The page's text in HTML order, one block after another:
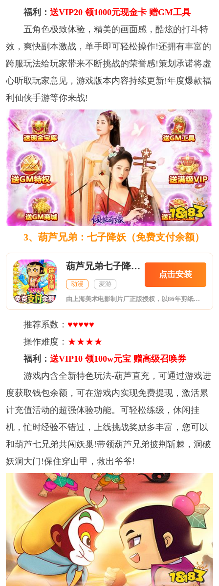
福利： 送VIP20 领1000元现金卡 赠GM工具
五角色极致体验，精美的画面感，酷炫的打斗特
效，爽快副本激战，单手即可轻松操作!还拥有丰富的
跨服玩法给玩家带来不断挑战的荣誉感!策划承诺将虚
心听取玩家意见，游戏版本内容持续更新!年度爆款福
利仙侠手游等你来战!
3、葫芦兄弟：七子降妖（免费支付余额）
葫芦兄弟七子降妖免费支付余额
动漫 麦游
点击安装
由上海美术电影制片厂正版授权，以86年剪纸风《葫芦兄弟》动画片为原型的手游大制，深度还原动漫情节。游戏内含全新特色玩法-葫芦直充，可通过游戏进度获取钱包余额，可在游戏内实现免费提现，激活累计充值活动的超强体验功能。可轻松练级，休闲挂机，忙时经验不错过，上线挑战奖励多丰富，您可以和葫芦七兄弟共闯妖巢！带领葫芦兄弟披荆斩棘，洞破妖洞大门！保住穿山甲，救出爷爷，就在《葫芦兄弟：七子降妖-免费支付余额》！
推荐系数： ♥♥♥♥♥
操作难度： ★★★★
福利： 送VIP10 领100w元宝 赠高级召唤券
游戏内含全新特色玩法-葫芦直充，可通过游戏进
度获取钱包余额，可在游戏内实现免费提现，激活累
计充值活动的超强体验功能。可轻松练级，休闲挂
机，忙时经验不错过，上线挑战奖励多丰富，您可以
和葫芦七兄弟共闯妖巢!带领葫芦兄弟披荆斩棘，洞破
妖洞大门!保住穿山甲，救出爷爷!